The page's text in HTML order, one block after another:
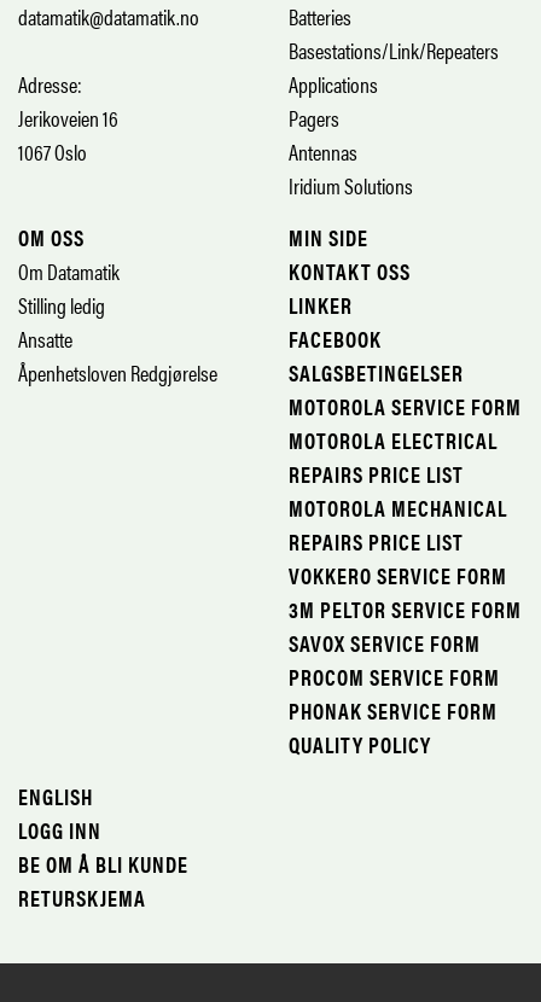
datamatik@datamatik.no
Adresse:
Jerikoveien 16
1067 Oslo
Batteries
Basestations/Link/Repeaters
Applications
Pagers
Antennas
Iridium Solutions
OM OSS
Om Datamatik
Stilling ledig
Ansatte
Åpenhetsloven Redgjørelse
MIN SIDE
KONTAKT OSS
LINKER
FACEBOOK
SALGSBETINGELSER
MOTOROLA SERVICE FORM
MOTOROLA ELECTRICAL
REPAIRS PRICE LIST
MOTOROLA MECHANICAL
REPAIRS PRICE LIST
VOKKERO SERVICE FORM
3M PELTOR SERVICE FORM
SAVOX SERVICE FORM
PROCOM SERVICE FORM
PHONAK SERVICE FORM
QUALITY POLICY
ENGLISH
LOGG INN
BE OM Å BLI KUNDE
RETURSKJEMA